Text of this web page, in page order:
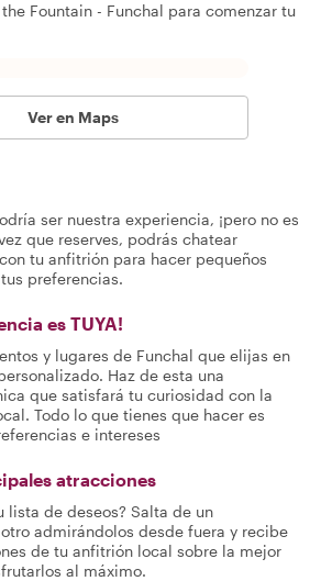
Fountain - Funchal para comenzar tu
Ver en Maps
ser nuestra experiencia, ¡pero no es
que reserves, podrás chatear
tu anfitrión para hacer pequeños
preferencias.
es TUYA!
y lugares de Funchal que elijas en
Haz de esta una
que satisfará tu curiosidad con la
Todo lo que tienes que hacer es
e intereses
atracciones
lista de deseos? Salta de un
admirándolos desde fuera y recibe
de tu anfitrión local sobre la mejor
al máximo.